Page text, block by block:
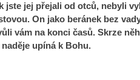
jste jej přejali od otců, nebyli
On jako beránek bez
vám na konci časů. Skrze
upíná k Bohu.